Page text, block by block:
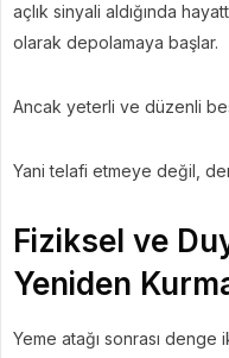
açlık sinyali aldığında
olarak depolamaya başlar.
Ancak yeterli ve düzenli
Yani telafi etmeye değil,
Fiziksel ve
Yeniden
Yeme atağı sonrası